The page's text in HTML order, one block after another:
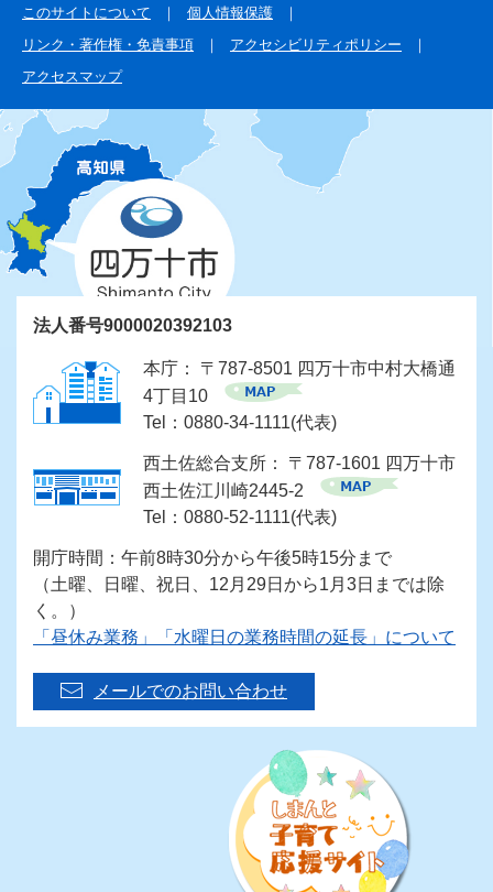
このサイトについて
個人情報保護
リンク・著作権・免責事項
アクセシビリティポリシー
アクセスマップ
法人番号9000020392103
本庁： 〒787-8501 四万十市中村大橋通
4丁目10
Tel：0880-34-1111(代表)
西土佐総合支所： 〒787-1601 四万十市
西土佐江川崎2445-2
Tel：0880-52-1111(代表)
開庁時間：午前8時30分から午後5時15分まで
（土曜、日曜、祝日、12月29日から1月3日までは除
く。）
「昼休み業務」「水曜日の業務時間の延長」について
メールでのお問い合わせ